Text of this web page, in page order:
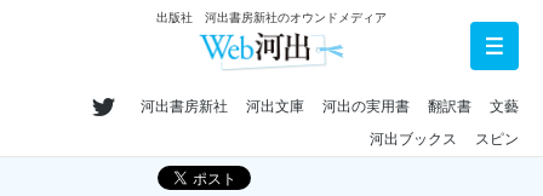
出版社 河出書房新社のオウンドメディア
河出書房新社 河出文庫 河出の実用書 翻訳書
文藝
河出ブックス
スピン